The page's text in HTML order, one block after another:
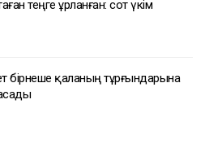
теңге ұрланған: сот үкім
бірнеше қаланың тұрғындарына